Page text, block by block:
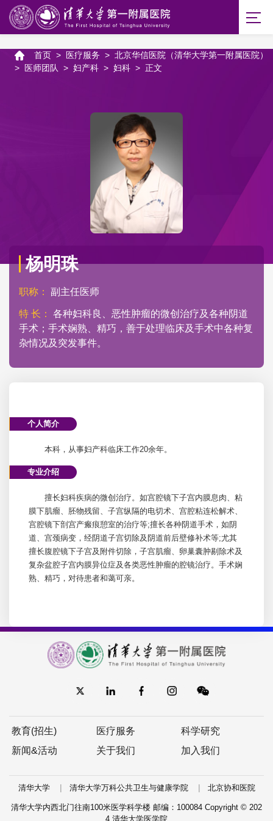
首页 > 医疗服务 > 北京华信医院（清华大学第一附属医院）
>
医师团队 > 妇产科 > 妇科 > 正文
杨明珠
职称： 副主任医师
特 长： 各种妇科良、恶性肿瘤的微创治疗及各种阴道
手术；手术娴熟、精巧，善于处理临床及手术中各种复
杂情况及突发事件。
个人简介
本科，从事妇产科临床工作20余年。
专业介绍
擅长妇科疾病的微创治疗。如宫腔镜下子宫内膜息肉、粘
膜下肌瘤、胚物残留、子宫纵隔的电切术、宫腔粘连松解术、
宫腔镜下剖宫产瘢痕憩室的治疗等;擅长各种阴道手术，如阴
道、宫颈病变，经阴道子宫切除及阴道前后壁修补术等;尤其
擅长腹腔镜下子宫及附件切除，子宫肌瘤、卵巢囊肿剔除术及
复杂盆腔子宫内膜异位症及各类恶性肿瘤的腔镜治疗。手术娴
熟、精巧，对待患者和蔼可亲。
教育(招生) 医疗服务
科学研究
新闻&活动
关于我们 加入我们
清华大学内西北门往南100米医学科学楼 邮编：100084 Copyright © 202
4 清华大学医学院
清华大学 | 清华大学万科公共卫生与健康学院 | 北京协和医院